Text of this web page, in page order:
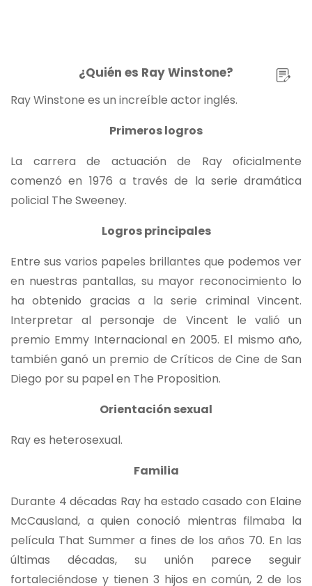
¿Quién es Ray Winstone?
Ray Winstone es un increíble actor inglés.
Primeros logros
La carrera de actuación de Ray oficialmente
comenzó en 1976 a través de la serie dramática
policial The Sweeney.
Logros principales
Entre sus varios papeles brillantes que podemos ver
en nuestras pantallas, su mayor reconocimiento lo
ha obtenido gracias a la serie criminal Vincent.
Interpretar al personaje de Vincent le valió un
premio Emmy Internacional en 2005. El mismo año,
también ganó un premio de Críticos de Cine de San
Diego por su papel en The Proposition.
Orientación sexual
Ray es heterosexual.
Familia
Durante 4 décadas Ray ha estado casado con Elaine
McCausland, a quien conoció mientras filmaba la
película That Summer a fines de los años 70. En las
últimas décadas, su unión parece seguir
fortaleciéndose y tienen 3 hijos en común, 2 de los